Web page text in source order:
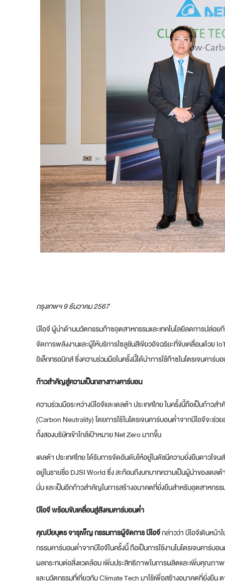
กรุงเทพฯ 9 ธันวาคม 2567
บีไอจี ผู้นำด้านนวัตกรรมก๊าซอุตสาหกรรมและเทคโนโลยีลดการปล่อย
จัดการพลังงานและผู้ให้บริการโซลูชันสีเขียวอัจฉริยะที่ขับเคลื่อนด้วย
อิเล็กทรอนิกส์ ซึ่งความร่วมมือในครั้งนี้ได้นำการใช้ก๊าซไนโตรเจนคา
ก้าวสำคัญสู่ความเป็นกลางทางคาร์บอน
ความร่วมมือระหว่างบีไอจีและเดลต้า ประเทศไทย ในครั้งนี้ถือเป็นก้า
(Carbon Neutrality) โดยการใช้ไนโตรเจนคาร์บอนต่ำจากบีไอจีจะช่
ทั้งสองบริษัทเข้าใกล้เป้าหมาย Net Zero มากขึ้น
เดลต้า ประเทศไทย ได้รับการจัดอันดับให้อยู่ในดัชนีความยั่งยืนดาวโ
อยู่ในรายชื่อ DJSI World ซึ่ง สะท้อนถึงบทบาทความเป็นผู้นำของเดล
มั่น และเป็นอีกก้าวสำคัญในการสร้างอนาคตที่ยั่งยืนสำหรับอุตสาหกร
บีไอจี พร้อมขับเคลื่อนสู่สังคมคาร์บอนต่ำ
คุณปิยบุตรจารุเพ็ญ กรรมการผู้จัดการบีไอจีกล่าวว่า บีไอจีเดินหน้
กรรมคาร์บอนต่ำจากบีไอจีในครั้งนี้ ถือเป็นการใช้งานไนโตรเจนคาร์
ผลกระทบต่อสิ่งแวดล้อม เพิ่มประสิทธิภาพในการผลิตและเพิ่มคุณภาพ
และนวัตกรรมที่เกี่ยวกับ Climate Tech มาใช้เพื่อสร้างอนาคตที่ยั่งยืน